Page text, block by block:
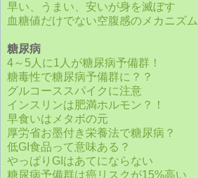
早い、うまい、安いが身を滅ぼす
血糖値だけでない空腹感のメカニズム
糖尿病
4～5人に1人が糖尿病予備群！
糖毒性で糖尿病予備群に？？
グルコーススパイクに注意
インスリンは肥満ホルモン？！
早食いはメタボの元
厚労省お墨付き栄養法で糖尿病？
低GI食品って意味ある？
やっぱりGIはあてにならない
糖尿病予備群は癌リスクが15%高い